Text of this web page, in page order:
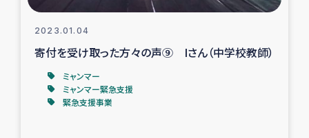
トルコにおけるシリア難民支援事業
インドネシア中部 スラウェシの地震・津波被災者支援
スリランカ ムライティブ県帰還民の生活再建支援
2023.01.04
寄付を受け取った方々の声⑨ Iさん（中学校教師）
ミャンマー
ミャンマー緊急支援
緊急支援事業